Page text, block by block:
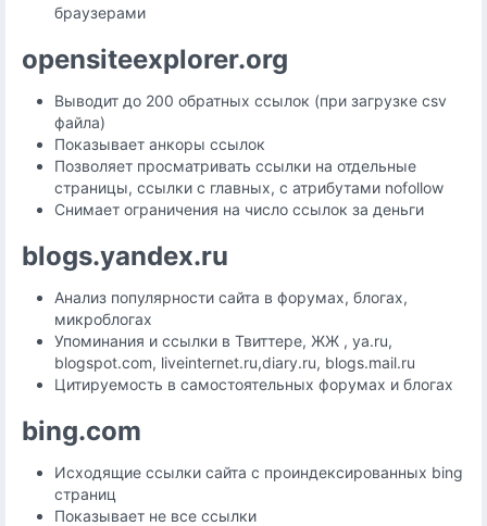
браузерами
opensiteexplorer.org
Выводит до 200 обратных ссылок (при загрузке csv
файла)
Показывает анкоры ссылок
Позволяет просматривать ссылки на отдельные
страницы, ссылки с главных, с атрибутами nofollow
Снимает ограничения на число ссылок за деньги
blogs.yandex.ru
Анализ популярности сайта в форумах, блогах,
микроблогах
Упоминания и ссылки в Твиттере, ЖЖ , ya.ru,
blogspot.com, liveinternet.ru,diary.ru, blogs.mail.ru
Цитируемость в самостоятельных форумах и блогах
bing.com
Исходящие ссылки сайта с проиндексированных bing
страниц
Показывает не все ссылки